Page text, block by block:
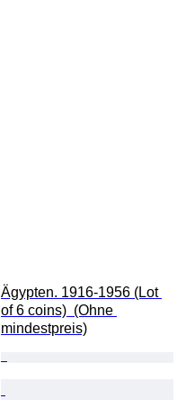
Ägypten. 1916-1956 (Lot
of 6 coins)  (Ohne
mindestpreis)